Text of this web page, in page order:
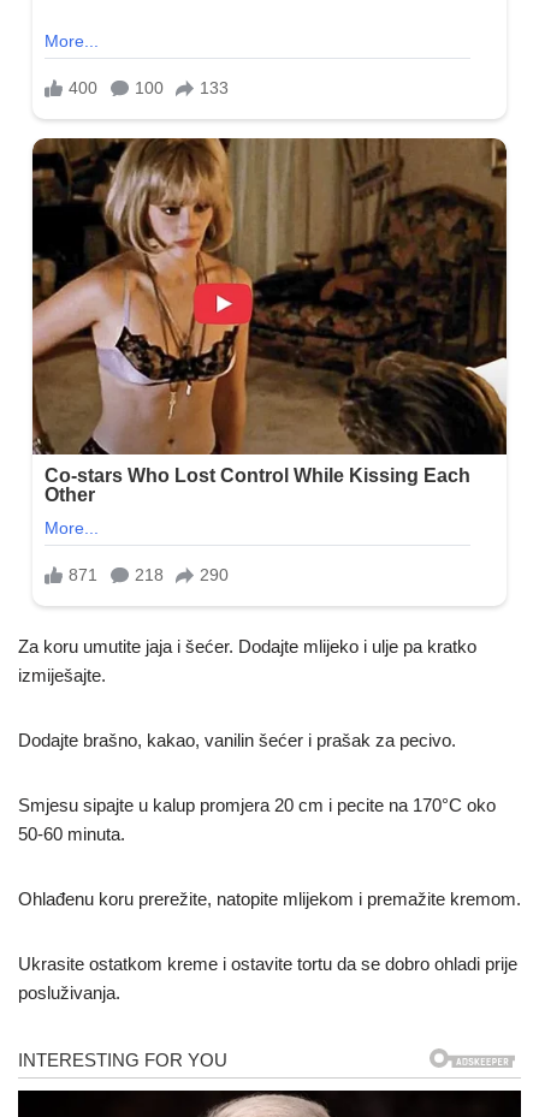
Za koru umutite jaja i šećer. Dodajte mlijeko i ulje pa kratko
izmiješajte.
Dodajte brašno, kakao, vanilin šećer i prašak za pecivo.
Smjesu sipajte u kalup promjera 20 cm i pecite na 170°C oko
50-60 minuta.
Ohlađenu koru prerežite, natopite mlijekom i premažite kremom.
Ukrasite ostatkom kreme i ostavite tortu da se dobro ohladi prije
posluživanja.